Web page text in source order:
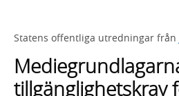
Statens offentliga utredningar från
tillgänglighetskrav